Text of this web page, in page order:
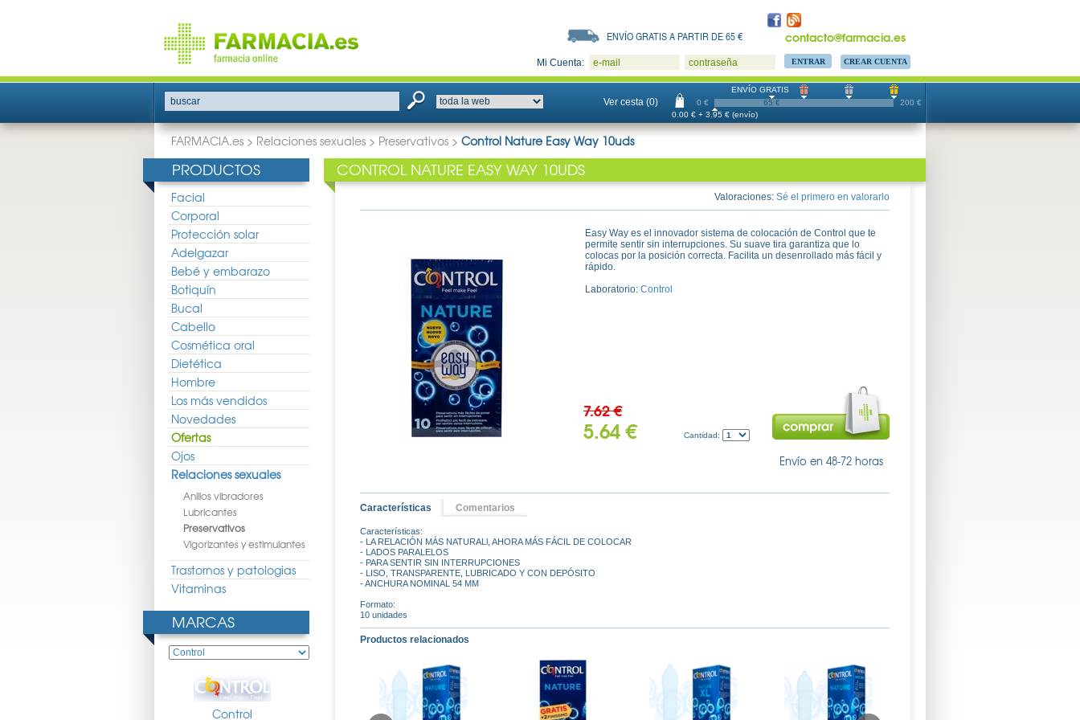
contacto@farmacia.es
ENVÍO GRATIS A PARTIR DE 65 €
Mi Cuenta: e-mail contraseña CREAR CUENTA
buscar Ver cesta (0) 0 € 200 €
ENVÍO GRATIS
65 €
0.00 € + 3.95 € (envío)
FARMACIA.es > Relaciones sexuales > Preservativos > Control Nature Easy Way 10uds
PRODUCTOS
Facial
Corporal
Protección solar
Adelgazar
Bebé y embarazo
Botiquín
Bucal
Cabello
Cosmética oral
Dietética
Hombre
Los más vendidos
Novedades
Ofertas
Ojos
Relaciones sexuales
Anillos vibradores
Lubricantes
Preservativos
Vigorizantes y estimulantes
Trastornos y patologias
Vitaminas
MARCAS
Control
CONTROL NATURE EASY WAY 10UDS
Valoraciones: Sé el primero en valorarlo
Easy Way es el innovador sistema de colocación de Control que te
permite sentir sin interrupciones. Su suave tira garantiza que lo
colocas por la posición correcta. Facilita un desenrollado más fácil y
rápido.
Laboratorio: Control
7.62 €
5.64 € Cantidad:
Envío en 48-72 horas
Características Comentarios
Características:
- LA RELACIÓN MÁS NATURALl, AHORA MÁS FÁCIL DE COLOCAR
- LADOS PARALELOS
- PARA SENTIR SIN INTERRUPCIONES
- LISO, TRANSPARENTE, LUBRICADO Y CON DEPÓSITO
- ANCHURA NOMINAL 54 MM
Formato:
10 unidades
Productos relacionados